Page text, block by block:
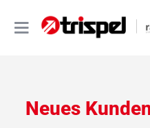
Navigation
Neues